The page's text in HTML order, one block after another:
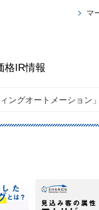
マ
格IR情報
ィングオートメーション